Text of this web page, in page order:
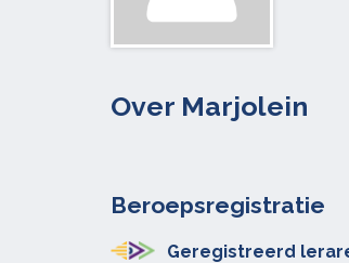
Over Marjolein
Beroepsregistratie
Geregistreerd